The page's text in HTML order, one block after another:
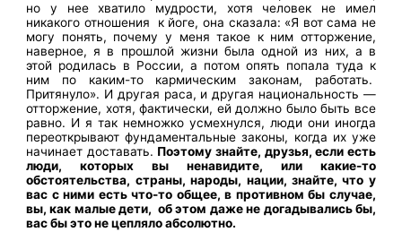
но у нее хватило мудрости, хотя человек не имел
никакого отношения к йоге, она сказала: «Я вот сама не
могу понять, почему у меня такое к ним отторжение,
наверное, я в прошлой жизни была одной из них, а в
этой родилась в России, а потом опять попала туда к
ним по каким-то кармическим законам, работать.
Притянуло». И другая раса, и другая национальность —
отторжение, хотя, фактически, ей должно было быть все
равно. И я так немножко усмехнулся, люди они иногда
переоткрывают фундаментальные законы, когда их уже
начинает доставать. Поэтому знайте, друзья, если есть
люди, которых вы ненавидите, или какие-то
обстоятельства, страны, народы, нации, знайте, что у
вас с ними есть что-то общее, в противном бы случае,
вы, как малые дети, об этом даже не догадывались бы,
вас бы это не цепляло абсолютно.